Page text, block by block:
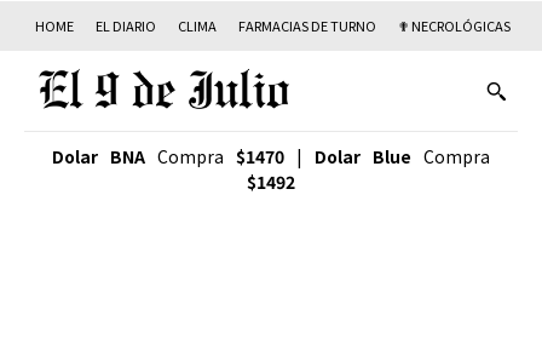
HOME EL DIARIO CLIMA FARMACIAS DE TURNO ✟ NECROLÓGICAS
Dolar BNA Compra $1470 | Dolar Blue Compra
$1492